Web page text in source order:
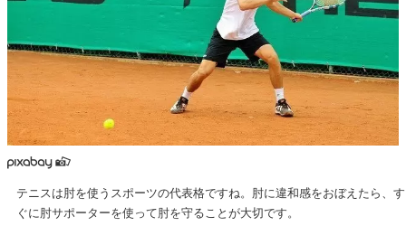
テニスは肘を使うスポーツの代表格ですね。肘に違和感をおぼえたら、す
ぐに肘サポーターを使って肘を守ることが大切です。